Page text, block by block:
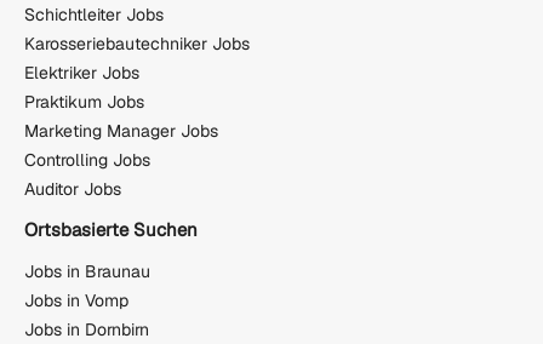
Schichtleiter Jobs
Karosseriebautechniker Jobs
Elektriker Jobs
Praktikum Jobs
Marketing Manager Jobs
Controlling Jobs
Auditor Jobs
Ortsbasierte Suchen
Jobs in Braunau
Jobs in Vomp
Jobs in Dornbirn